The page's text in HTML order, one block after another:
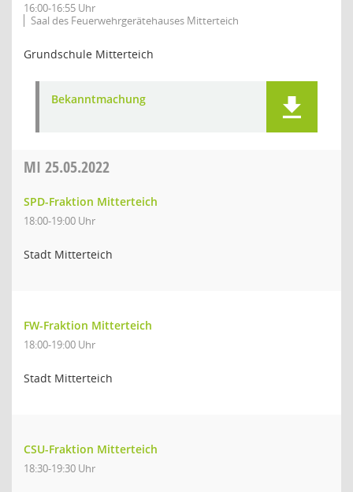
16:00-16:55 Uhr
Saal des Feuerwehrgerätehauses Mitterteich
Grundschule Mitterteich
Bekanntmachung
MI 25.05.2022
SPD-Fraktion Mitterteich
18:00-19:00 Uhr
Stadt Mitterteich
FW-Fraktion Mitterteich
18:00-19:00 Uhr
Stadt Mitterteich
CSU-Fraktion Mitterteich
18:30-19:30 Uhr